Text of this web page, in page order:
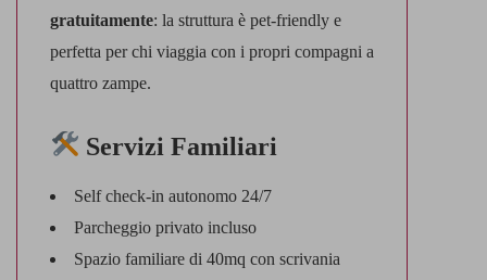
gratuitamente: la struttura è pet-friendly e
perfetta per chi viaggia con i propri compagni a
quattro zampe.
Servizi Familiari
Self check-in autonomo 24/7
Parcheggio privato incluso
Spazio familiare di 40mq con scrivania